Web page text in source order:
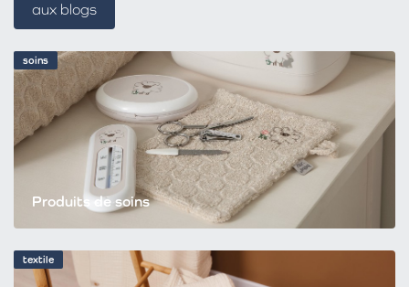
soins
Produits de soins
textile
aux blogs